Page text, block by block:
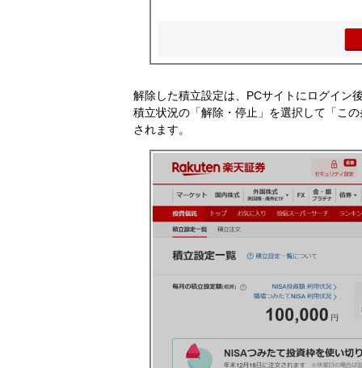
解除した積立設定は、PCサイトにログイ
積立状況の「解除・停止」を選択して「こ
されます。